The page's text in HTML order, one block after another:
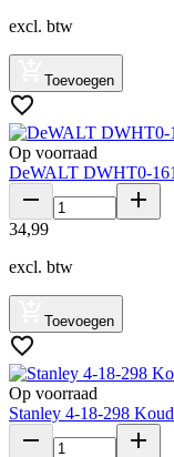
excl. btw
Toevoegen
Op voorraad
DeWALT DWHT0-
34,99
excl. btw
Toevoegen
Op voorraad
Stanley 4-18-298